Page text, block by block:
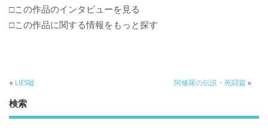
□この作品のインタビューを見る
□この作品に関する情報をもっと探す
« LIES嘘 阿修羅の伝説・死闘篇»
検索